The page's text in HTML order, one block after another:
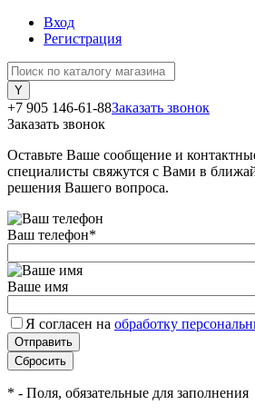
Вход
Регистрация
+7 905 146-61-88Заказать звонок
Заказать звонок
Оставьте Ваше сообщение и
специалисты свяжутся с Вами в
решения Вашего вопроса.
Ваш телефон*
Ваше имя
Я согласен на обработку
* - Поля, обязательные для заполнения